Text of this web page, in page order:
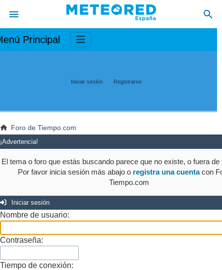
Principal
Iniciar sesión Registrarse
Foro de Tiempo.com
¡Advertencia!
El tema o foro que estás buscando parece que no existe, o fuera
Por favor inicia sesión más abajo o registra una cuentacon
Tiempo.com
Iniciar sesión
Nombre de usuario:
Contraseña:
Tiempo de conexión: